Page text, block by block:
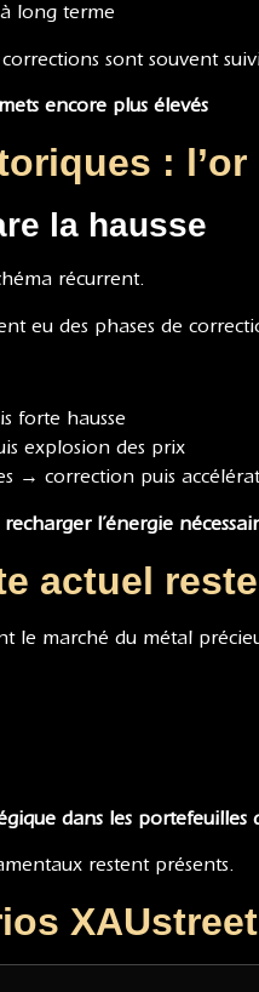
long terme
sont souvent
encore plus élevés
:
la hausse
récurrent.
eu des phases de
forte hausse
explosion des prix
→ correction puis
recharger l’énergie
actuel
le marché du métal
dans les portefeuilles
restent présents.